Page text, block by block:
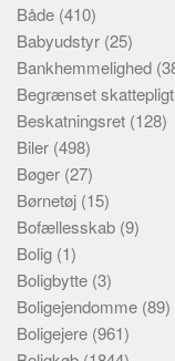
Både (410)
Babyudstyr (25)
Bankhemmelighed
Begrænset skattepligt
Beskatningsret (128)
Biler (498)
Bøger (27)
Børnetøj (15)
Bofællesskab (9)
Bolig (1)
Boligbytte (3)
Boligejendomme (89)
Boligejere (961)